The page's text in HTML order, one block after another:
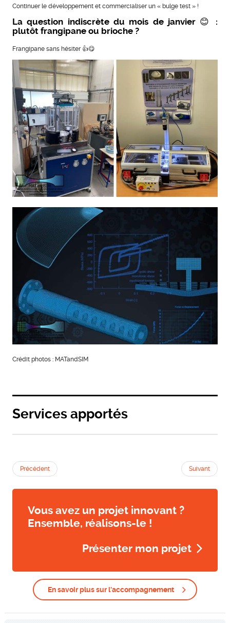
Continuer le développement et commercialiser un « bulge test » !
La question indiscrète du mois de janvier 😊 :
plutôt frangipane ou brioche ?
Frangipane sans hésiter 👍😋
Crédit photos : MATandSIM
Services apportés
Précédent Suivant
Vous avez un projet innovant ?
Ensemble, réalisons-le !
Présenter mon projet
En savoir plus sur l'accompagnement